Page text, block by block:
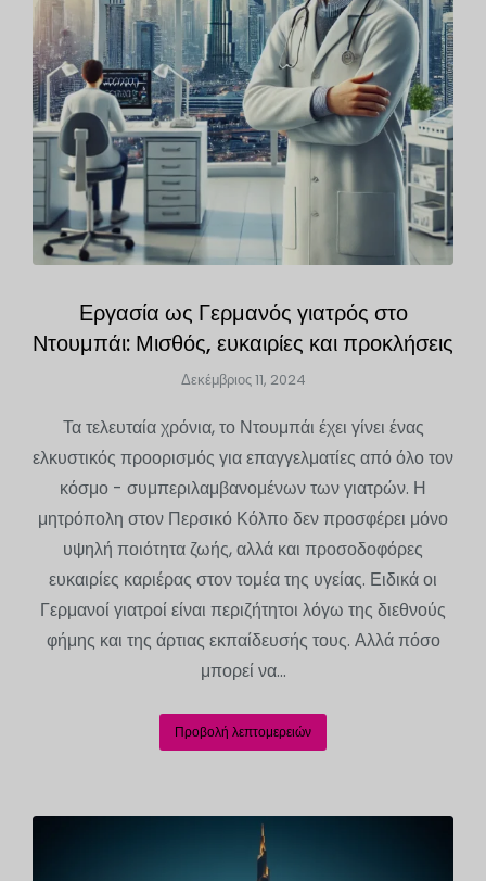
Εργασία ως Γερμανός γιατρός στο
Ντουμπάι: Μισθός, ευκαιρίες και προκλήσεις
Δεκέμβριος 11, 2024
Τα τελευταία χρόνια, το Ντουμπάι έχει γίνει ένας
ελκυστικός προορισμός για επαγγελματίες από όλο τον
κόσμο - συμπεριλαμβανομένων των γιατρών. Η
μητρόπολη στον Περσικό Κόλπο δεν προσφέρει μόνο
υψηλή ποιότητα ζωής, αλλά και προσοδοφόρες
ευκαιρίες καριέρας στον τομέα της υγείας. Ειδικά οι
Γερμανοί γιατροί είναι περιζήτητοι λόγω της διεθνούς
φήμης και της άρτιας εκπαίδευσής τους. Αλλά πόσο
μπορεί να...
Προβολή λεπτομερειών